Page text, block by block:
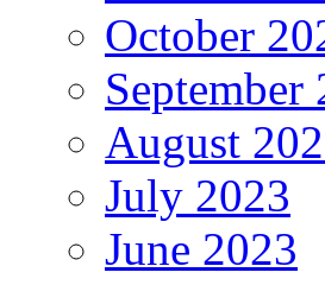
October
September
August
July 2023
June 2023